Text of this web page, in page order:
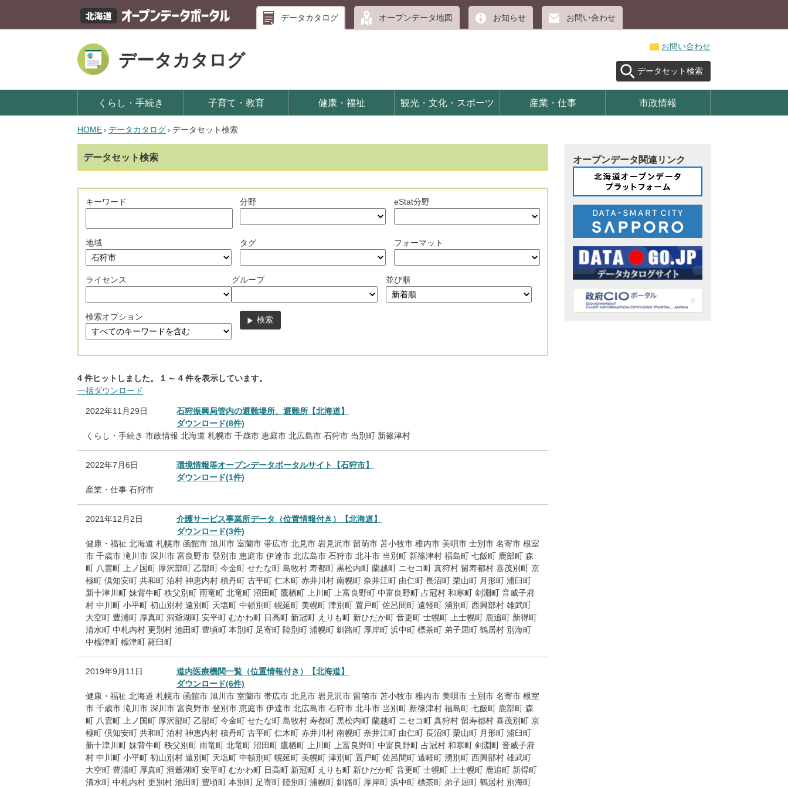
データカタログ オープンデータ地図 お知らせ お問い合わせ
データカタログ
お問い合わせ
データセット検索
くらし・手続き 子育て・教育 健康・福祉 観光・文化・スポーツ 産業・仕事 市政情報
HOME› データカタログ› データセット検索
データセット検索
キーワード 分野 eStat分野
地域 タグ フォーマット
ライセンス グループ 並び順
検索オプション
4 件ヒットしました。 1 ～ 4 件を表示しています。
一括ダウンロード
2022年11月29日
石狩振興局管内の避難場所、避難所【北海道】
ダウンロード(8件)
くらし・手続き 市政情報 北海道 札幌市 千歳市 恵庭市 北広島市 石狩市 当別町 新篠津村
2022年7月6日
環境情報等オープンデータポータルサイト【石狩市】
ダウンロード(1件)
産業・仕事 石狩市
2021年12月2日
介護サービス事業所データ（位置情報付き）【北海道】
ダウンロード(3件)
健康・福祉 北海道 札幌市 函館市 旭川市 室蘭市 帯広市 北見市 岩見沢市 留萌市 苫小牧市 稚内市 美唄市 士別市 名寄市 根室
市 千歳市 滝川市 深川市 富良野市 登別市 恵庭市 伊達市 北広島市 石狩市 北斗市 当別町 新篠津村 福島町 七飯町 鹿部町 森
町 八雲町 上ノ国町 厚沢部町 乙部町 今金町 せたな町 島牧村 寿都町 黒松内町 蘭越町 ニセコ町 真狩村 留寿都村 喜茂別町 京
極町 倶知安町 共和町 泊村 神恵内村 積丹町 古平町 仁木町 赤井川村 南幌町 奈井江町 由仁町 長沼町 栗山町 月形町 浦臼町
新十津川町 妹背牛町 秩父別町 雨竜町 北竜町 沼田町 鷹栖町 上川町 上富良野町 中富良野町 占冠村 和寒町 剣淵町 音威子府
村 中川町 小平町 初山別村 遠別町 天塩町 中頓別町 幌延町 美幌町 津別町 置戸町 佐呂間町 遠軽町 湧別町 西興部村 雄武町
大空町 豊浦町 厚真町 洞爺湖町 安平町 むかわ町 日高町 新冠町 えりも町 新ひだか町 音更町 士幌町 上士幌町 鹿追町 新得町
清水町 中札内村 更別村 池田町 豊頃町 本別町 足寄町 陸別町 浦幌町 釧路町 厚岸町 浜中町 標茶町 弟子屈町 鶴居村 別海町
中標津町 標津町 羅臼町
2019年9月11日
道内医療機関一覧（位置情報付き）【北海道】
ダウンロード(6件)
健康・福祉 北海道 札幌市 函館市 旭川市 室蘭市 帯広市 北見市 岩見沢市 留萌市 苫小牧市 稚内市 美唄市 士別市 名寄市 根室
市 千歳市 滝川市 深川市 富良野市 登別市 恵庭市 伊達市 北広島市 石狩市 北斗市 当別町 新篠津村 福島町 七飯町 鹿部町 森
町 八雲町 上ノ国町 厚沢部町 乙部町 今金町 せたな町 島牧村 寿都町 黒松内町 蘭越町 ニセコ町 真狩村 留寿都村 喜茂別町 京
極町 倶知安町 共和町 泊村 神恵内村 積丹町 古平町 仁木町 赤井川村 南幌町 奈井江町 由仁町 長沼町 栗山町 月形町 浦臼町
新十津川町 妹背牛町 秩父別町 雨竜町 北竜町 沼田町 鷹栖町 上川町 上富良野町 中富良野町 占冠村 和寒町 剣淵町 音威子府
村 中川町 小平町 初山別村 遠別町 天塩町 中頓別町 幌延町 美幌町 津別町 置戸町 佐呂間町 遠軽町 湧別町 西興部村 雄武町
大空町 豊浦町 厚真町 洞爺湖町 安平町 むかわ町 日高町 新冠町 えりも町 新ひだか町 音更町 士幌町 上士幌町 鹿追町 新得町
清水町 中札内村 更別村 池田町 豊頃町 本別町 足寄町 陸別町 浦幌町 釧路町 厚岸町 浜中町 標茶町 弟子屈町 鶴居村 別海町
オープンデータ関連リンク